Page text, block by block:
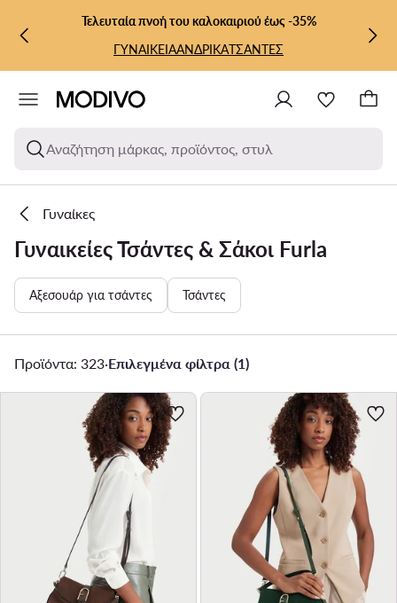
ΜΕΤΆΒΑΣΗ ΣΤΟ ΚΎΡΙΟ ΠΕΡΙΕΧΌΜΕΝΟ
ΜΕΤΆΒΑΣΗ ΣΤΗΝ ΑΝΑΖΉΤΗΣΗ
Τελευταία πνοή του καλοκαιριού έως -35%
ΓΥΝΑΙΚΕΙΑΑΝΔΡΙΚΑΤΣΑΝΤΕΣ
Αναζήτηση μάρκας, προϊόντος, στυλ
Γυναίκες
Γυναικείες Τσάντες & Σάκοι Furla
Αξεσουάρ για τσάντες Τσάντες
Προϊόντα: 323·Επιλεγμένα φίλτρα (1)